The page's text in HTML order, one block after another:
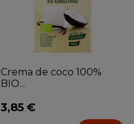
Crema de coco 100%
BIO...
3,85 €